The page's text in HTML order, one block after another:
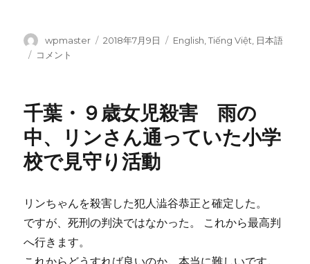
投
稿
wpmaster
投
2018年7月9日
カ
English ,Tiếng Việt 日本語
ベ
人
児
殺
害
告
無
期
懲
コメント
千葉・９歳女児殺害 雨の
中、リンさん通っていた小学
校で見守り活動
リンちゃんを殺害した犯人澁谷恭正と確定した。
ですが、死刑の判決ではなかった。 これから最高判
へ行きます。